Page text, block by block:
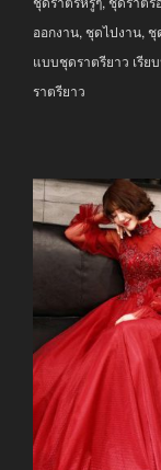
ออกงาน, ชุดไปงาน, ชุ
แบบชุดราตรียาว เรีย
ราตรียาว